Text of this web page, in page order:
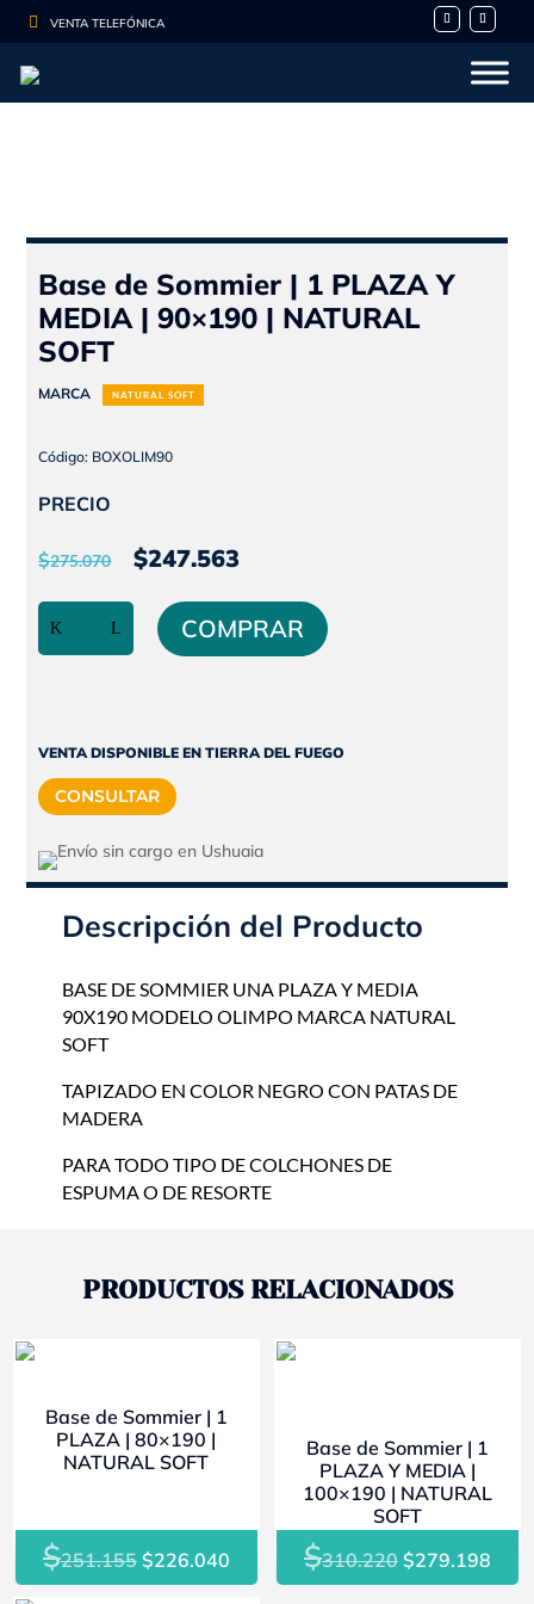
 VENTA TELEFÓNICA
Base de Sommier | 1 PLAZA Y
MEDIA | 90×190 | NATURAL
SOFT
MARCA NATURAL SOFT
Código: BOXOLIM90
PRECIO
$275.070
El
precio
original
era:
$247.563
precio
actual
es:
Base
de
PLAZA
Y
MEDIA
90×190
|
NATURAL
SOFT
COMPRAR
VENTA DISPONIBLE EN TIERRA DEL FUEGO
CONSULTAR
Descripción del Producto
BASE DE SOMMIER UNA PLAZA Y MEDIA
90X190 MODELO OLIMPO MARCA NATURAL
SOFT
TAPIZADO EN COLOR NEGRO CON PATAS DE
MADERA
PARA TODO TIPO DE COLCHONES DE
ESPUMA O DE RESORTE
PRODUCTOS RELACIONADOS
Base de Sommier | 1
PLAZA | 80×190 |
NATURAL SOFT
$251.155 El
precio
$226.040El
precio
Base de Sommier | 1
PLAZA Y MEDIA |
100×190 | NATURAL
SOFT
$310.220 El
precio
$279.198